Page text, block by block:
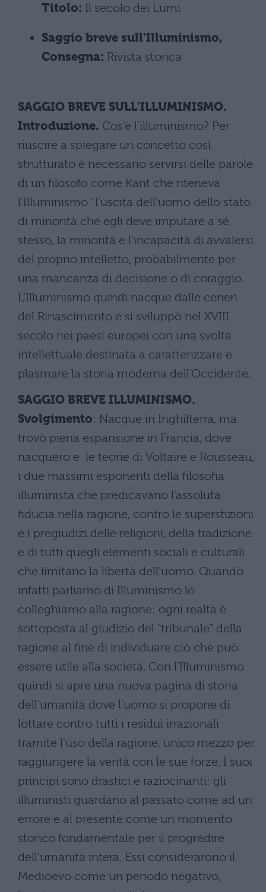
Titolo: Il secolo dei Lumi
Saggio breve sull'Illuminismo,
Consegna: Rivista storica
SAGGIO BREVE SULL’ILLUMINISMO.
Introduzione. Cos’è l’illuminismo? Per
riuscire a spiegare un concetto così
strutturato è necessario servirsi delle parole
di un filosofo come Kant che riteneva
l’Illuminismo “l’uscita dell’uomo dello stato
di minorità che egli deve imputare a sé
stesso, la minorità e l’incapacità di avvalersi
del proprio intelletto, probabilmente per
una mancanza di decisione o di coraggio.
L'Illuminismo quindi nacque dalle ceneri
del Rinascimento e si sviluppò nel XVIII
secolo nei paesi europei con una svolta
intellettuale destinata a caratterizzare e
plasmare la storia moderna dell’Occidente.
SAGGIO BREVE ILLUMINISMO.
Svolgimento: Nacque in Inghilterra, ma
trovò piena espansione in Francia, dove
nacquero e le teorie di Voltaire e Rousseau,
i due massimi esponenti della filosofia
illuminista che predicavano l'assoluta
fiducia nella ragione, contro le superstizioni
e i pregiudizi delle religioni, della tradizione
e di tutti quegli elementi sociali e culturali
che limitano la libertà dell'uomo. Quando
infatti parliamo di Illuminismo lo
colleghiamo alla ragione: ogni realtà è
sottoposta al giudizio del "tribunale" della
ragione al fine di individuare ciò che può
essere utile alla società. Con l’Illuminismo
quindi si apre una nuova pagina di storia
dell’umanità dove l’uomo si propone di
lottare contro tutti i residui irrazionali
tramite l'uso della ragione, unico mezzo per
raggiungere la verità con le sue forze. I suoi
principi sono drastici e raziocinanti: gli
illuministi guardano al passato come ad un
errore e al presente come un momento
storico fondamentale per il progredire
dell’umanità intera. Essi considerarono il
Medioevo come un periodo negativo,